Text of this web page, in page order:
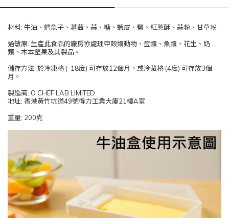
材料: 牛油、鱈魚子、蕃茜、蒜、糖、蝦皮、鹽、紅蔥酥、蒜粉、甘草粉
過敏原: 生產此食品的廠房亦處理甲殼類動物、蛋類、魚類、花生、奶
類、木本堅果及其製品。
儲存方法: 於冷凍格 (-18度) 可存放12個月，或冷藏格 (4度) 可存放3個
月。
製造商: O CHEF LAB LIMITED
地址: 香港黃竹坑道49號得力工業大廈21樓A室
重量: 200克